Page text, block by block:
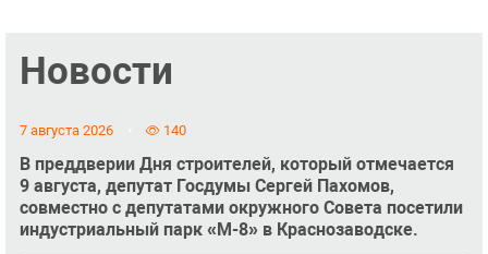
Новости
7 августа 2026 140
В преддверии Дня строителей, который отмечается
9 августа, депутат Госдумы Сергей Пахомов,
совместно с депутатами окружного Совета посетили
индустриальный парк «М-8» в Краснозаводске.